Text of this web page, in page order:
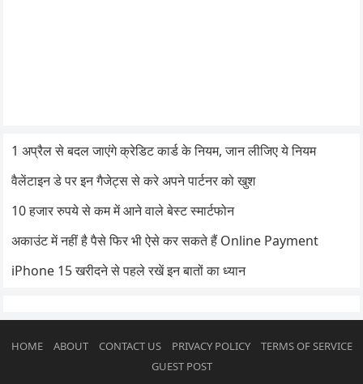
1 अप्रैल से बदल जाएंगे क्रेडिट कार्ड के नियम, जान लीजिए ये नियम
वैलेंटाइन डे पर इन गैजेट्स से करे अपने पार्टनर को खुश
10 हजार रुपये से कम में आने वाले बेस्ट स्मार्टफोन
अकाउंट में नहीं है पैसे फिर भी ऐसे कर सकते हैं Online Payment
iPhone 15 खरीदने से पहले रखें इन बातों का ध्यान
HOME ABOUT CONTACT US PRIVACY POLICY
TERMS OF SERVICE
GUEST POST